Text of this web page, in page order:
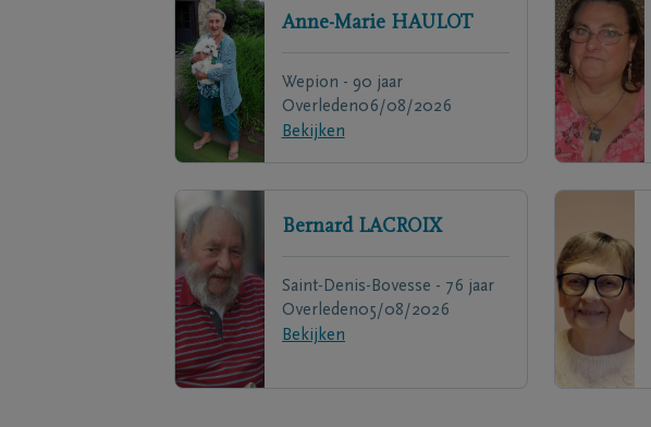
Anne-Marie HAULOT
Wepion - 90 jaar
Overleden06/08/2026
Bekijken
Bernard LACROIX
Saint-Denis-Bovesse - 76 jaar
Overleden05/08/2026
Bekijken